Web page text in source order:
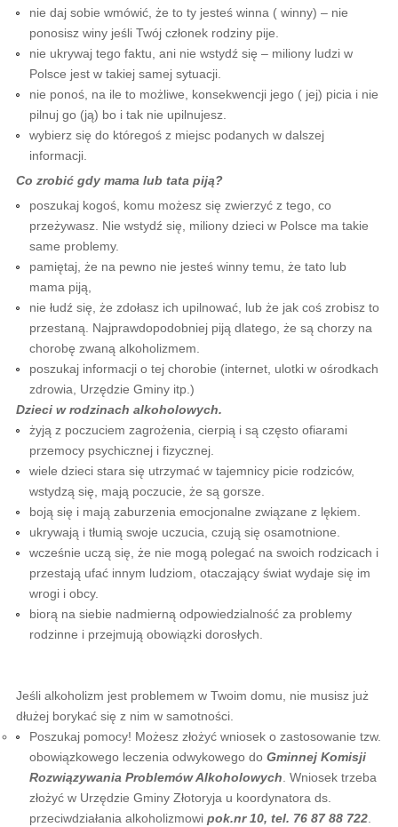
nie daj sobie wmówić, że to ty jesteś winna ( winny) – nie
ponosisz winy jeśli Twój członek rodziny pije.
nie ukrywaj tego faktu, ani nie wstydź się – miliony ludzi w
Polsce jest w takiej samej sytuacji.
nie ponoś, na ile to możliwe, konsekwencji jego ( jej) picia i nie
pilnuj go (ją) bo i tak nie upilnujesz.
wybierz się do któregoś z miejsc podanych w dalszej
informacji.
Co zrobić gdy mama lub tata piją?
poszukaj kogoś, komu możesz się zwierzyć z tego, co
przeżywasz. Nie wstydź się, miliony dzieci w Polsce ma takie
same problemy.
pamiętaj, że na pewno nie jesteś winny temu, że tato lub
mama piją,
nie łudź się, że zdołasz ich upilnować, lub że jak coś zrobisz to
przestaną. Najprawdopodobniej piją dlatego, że są chorzy na
chorobę zwaną alkoholizmem.
poszukaj informacji o tej chorobie (internet, ulotki w ośrodkach
zdrowia, Urzędzie Gminy itp.)
Dzieci w rodzinach alkoholowych.
żyją z poczuciem zagrożenia, cierpią i są często ofiarami
przemocy psychicznej i fizycznej.
wiele dzieci stara się utrzymać w tajemnicy picie rodziców,
wstydzą się, mają poczucie, że są gorsze.
boją się i mają zaburzenia emocjonalne związane z lękiem.
ukrywają i tłumią swoje uczucia, czują się osamotnione.
wcześnie uczą się, że nie mogą polegać na swoich rodzicach i
przestają ufać innym ludziom, otaczający świat wydaje się im
wrogi i obcy.
biorą na siebie nadmierną odpowiedzialność za problemy
rodzinne i przejmują obowiązki dorosłych.
Jeśli alkoholizm jest problemem w Twoim domu, nie musisz już
dłużej borykać się z nim w samotności.
Poszukaj pomocy! Możesz złożyć wniosek o zastosowanie tzw.
obowiązkowego leczenia odwykowego do Gminnej Komisji
Rozwiązywania Problemów Alkoholowych . Wniosek trzeba
złożyć w Urzędzie Gminy Złotoryja u koordynatora ds.
przeciwdziałania alkoholizmowi pok.nr 10, tel. 76 87 88 722.